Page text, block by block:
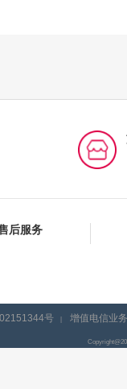
后服务
号 | 增值电信业